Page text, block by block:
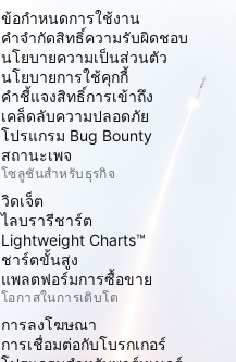
ข้อกำหนดการใช้งาน
คำจำกัดสิทธิ์ความรับผิดชอบ
นโยบายความเป็นส่วนตัว
นโยบายการใช้คุกกี้
คำชี้แจงสิทธิ์การเข้าถึง
เคล็ดลับความปลอดภัย
โปรแกรม Bug Bounty
สถานะเพจ
โซลูชันสำหรับธุรกิจ
วิดเจ็ต
ไลบรารีชาร์ต
Lightweight Charts™
ชาร์ตขั้นสูง
แพลตฟอร์มการซื้อขาย
โอกาสในการเติบโต
การลงโฆษณา
การเชื่อมต่อกับโบรกเกอร์